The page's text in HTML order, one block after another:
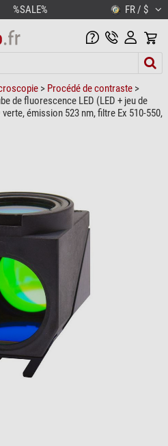
%SALE% FR / $
> Procédé de contraste >
de fluorescence LED (LED + jeu de
émission 523 nm, filtre Ex 510-550,